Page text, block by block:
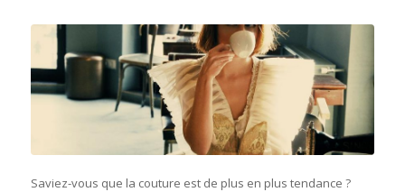
Saviez-vous que la couture est de plus en plus tendance ?